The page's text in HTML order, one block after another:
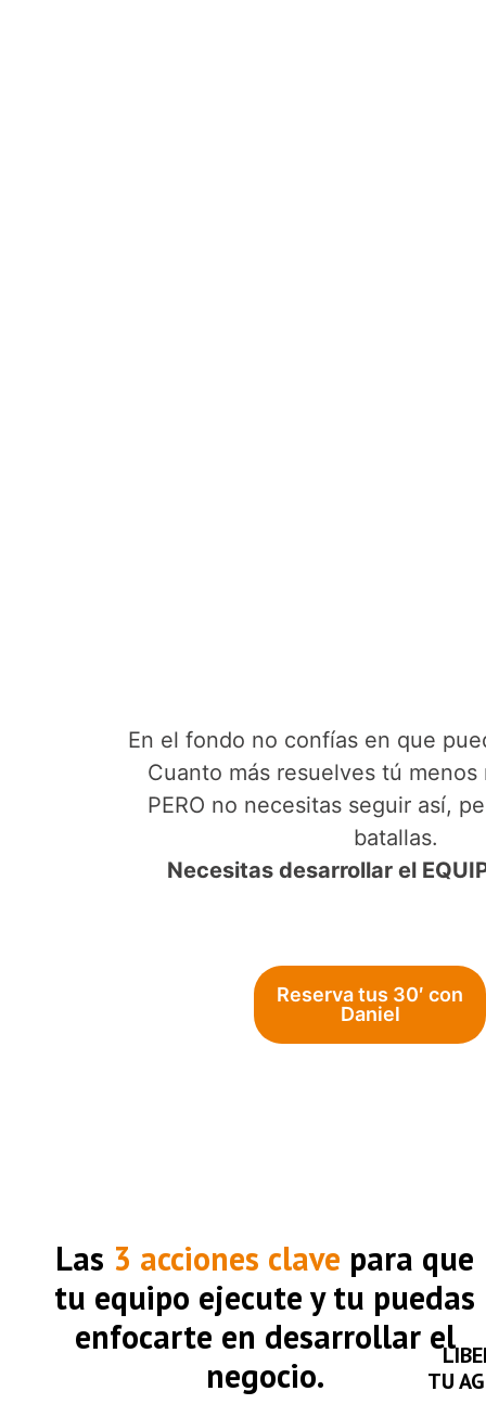
En el fondo no confías en que
Cuanto más resuelves tú
PERO no necesitas seguir así,
batallas.
Necesitas desarrollar el
Reserva tus 30′ con
Daniel
Las 3 acciones clave para que
tu equipo ejecute y tu puedas
enfocarte en desarrollar el
negocio.
TU